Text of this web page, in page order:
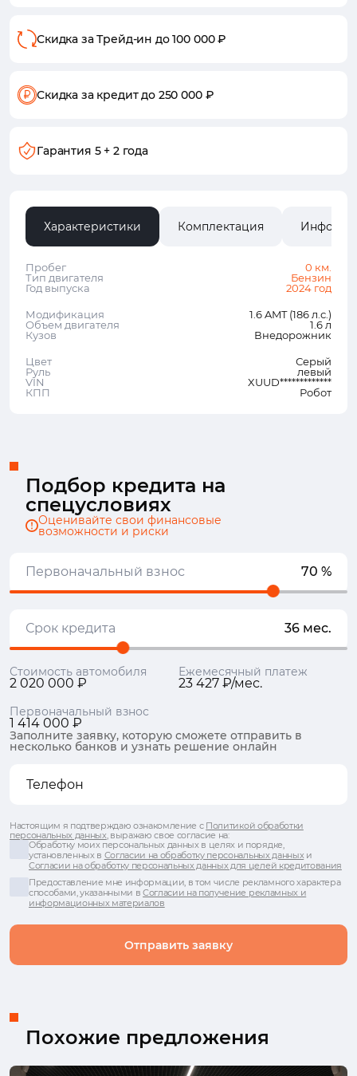
Скидка за Трейд-ин до 100 000 ₽
Скидка за кредитдо 250 000 ₽
Гарантия 5 + 2 года
Характеристики Комплектация
Пробег
0 км.
Тип двигателя
Бензин
Год выпуска
2024 год
Модификация
1.6 AMT (186 л.с.)
Объем двигателя
1.6 л
Кузов
Внедорожник
Цвет
Серый
Руль
левый
VIN
XUUD*************
КПП
Робот
Подбор кредита на
спецусловиях
Оценивайте свои финансовые
возможности и риски
Первоначальный взнос 70 %
Срок кредита 36 мес.
Стоимость автомобиля
2 020 000 ₽
Ежемесячный платеж
23 427 ₽/мес.
Первоначальный взнос
1 414 000 ₽
Заполните заявку, которую сможете отправить в
несколько банков и узнать решение онлайн
Отправить заявку
Настоящим я подтверждаю ознакомление с Политикой обработки
персональных данных, выражаю свое согласие на:
Обработку моих персональных данных в целях и порядке,
установленных в Согласии на обработку персональных данныхи
Согласии на обработку персональных данных для целей кредитования
Предоставление мне информации, в том числе рекламного характера
способами, указанными вСогласии на получение рекламных и
информационных материалов
Похожие предложения